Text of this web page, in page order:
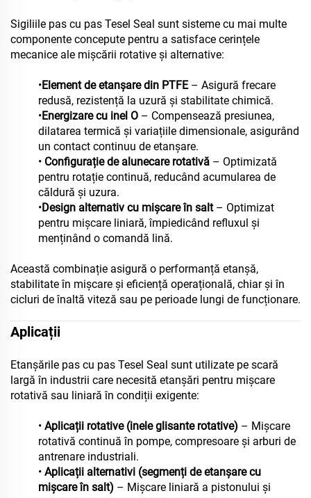
Sigiliile pas cu pas Tesel Seal sunt sisteme cu mai multe
componente concepute pentru a satisface cerințele
mecanice ale mișcării rotative și alternative:
•Element de etanșare din PTFE – Asigură frecare
redusă, rezistență la uzură și stabilitate chimică.
•Energizare cu inel O – Compensează presiunea,
dilatarea termică și variațiile dimensionale, asigurând
un contact continuu de etanșare.
• Configurație de alunecare rotativă – Optimizată
pentru rotație continuă, reducând acumularea de
căldură și uzura.
•Design alternativ cu mișcare în salt – Optimizat
pentru mișcare liniară, împiedicând refluxul și
menținând o comandă lină.
Această combinație asigură o performanță etanșă,
stabilitate în mișcare și eficiență operațională, chiar și în
cicluri de înaltă viteză sau pe perioade lungi de funcționare.
Aplicații
Etanșările pas cu pas Tesel Seal sunt utilizate pe scară
largă în industrii care necesită etanșări pentru mișcare
rotativă sau liniară în condiții exigente:
• Aplicații rotative (inele glisante rotative) – Mișcare
rotativă continuă în pompe, compresoare și arburi de
antrenare industriali.
• Aplicații alternativi (segmenți de etanșare cu
mișcare în salt) – Mișcare liniară a pistonului și